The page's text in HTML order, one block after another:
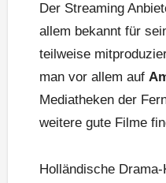
Der Streaming
allem bekannt für
teilweise
man vor allem auf
Mediatheken der
weitere gute Filme
Holländische